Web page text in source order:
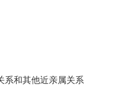
和其他近亲属关系